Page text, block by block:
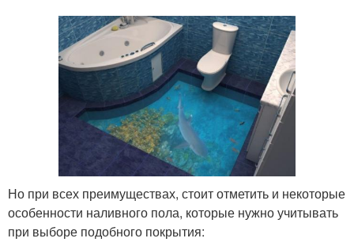
Но при всех преимуществах, стоит отметить и некоторые
особенности наливного пола, которые нужно учитывать
при выборе подобного покрытия: